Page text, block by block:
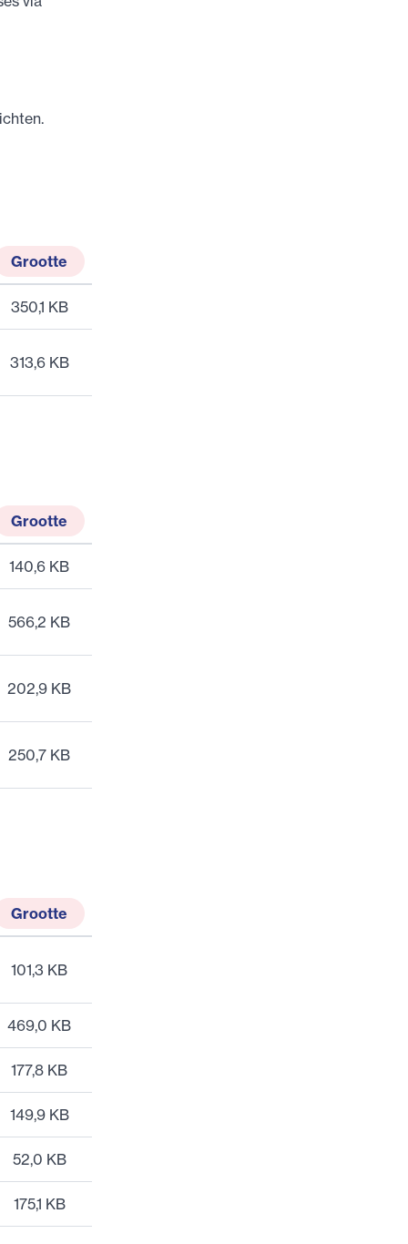
Grootte
350,1 KB
313,6 KB
Grootte
140,6 KB
566,2 KB
202,9 KB
250,7 KB
Grootte
101,3 KB
469,0 KB
177,8 KB
149,9 KB
52,0 KB
175,1 KB